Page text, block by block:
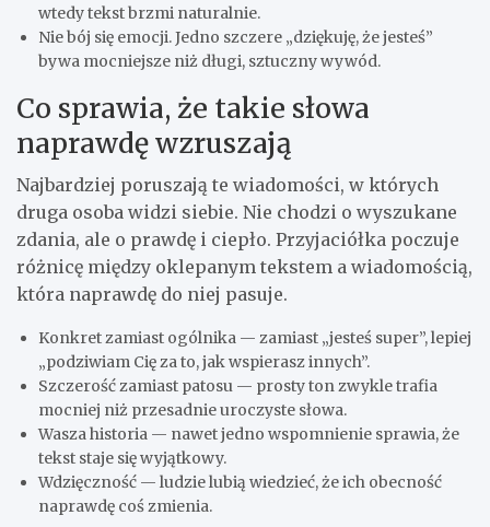
wtedy tekst brzmi naturalnie.
Nie bój się emocji. Jedno szczere „dziękuję, że jesteś”
bywa mocniejsze niż długi, sztuczny wywód.
Co sprawia, że takie słowa
naprawdę wzruszają
Najbardziej poruszają te wiadomości, w których
druga osoba widzi siebie. Nie chodzi o wyszukane
zdania, ale o prawdę i ciepło. Przyjaciółka poczuje
różnicę między oklepanym tekstem a wiadomością,
która naprawdę do niej pasuje.
Konkret zamiast ogólnika — zamiast „jesteś super”, lepiej
„podziwiam Cię za to, jak wspierasz innych”.
Szczerość zamiast patosu — prosty ton zwykle trafia
mocniej niż przesadnie uroczyste słowa.
Wasza historia — nawet jedno wspomnienie sprawia, że
tekst staje się wyjątkowy.
Wdzięczność — ludzie lubią wiedzieć, że ich obecność
naprawdę coś zmienia.